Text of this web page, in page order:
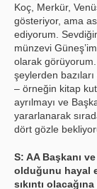
Koç, Merkür,
gösteriyor, ama
ediyorum.
münzevi
olarak görüyorum.
şeylerden
– örneğin kitap
ayrılmayı ve
yararlanarak
dört gözle
S: AA Başkanı
olduğunu hayal
sıkıntı